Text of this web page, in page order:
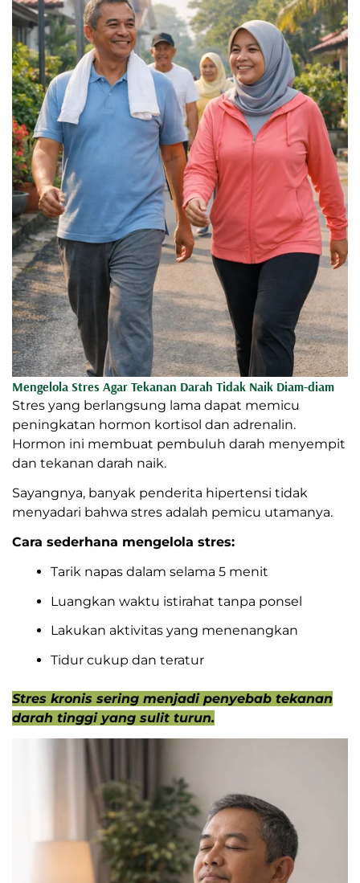
Mengelola Stres Agar Tekanan Darah Tidak Naik Diam-diam
Stres yang berlangsung lama dapat memicu
peningkatan hormon kortisol dan adrenalin.
Hormon ini membuat pembuluh darah menyempit
dan tekanan darah naik.
Sayangnya, banyak penderita hipertensi tidak
menyadari bahwa stres adalah pemicu utamanya.
Cara sederhana mengelola stres:
Tarik napas dalam selama 5 menit
Luangkan waktu istirahat tanpa ponsel
Lakukan aktivitas yang menenangkan
Tidur cukup dan teratur
Stres kronis sering menjadi penyebab tekanan
darah tinggi yang sulit turun.